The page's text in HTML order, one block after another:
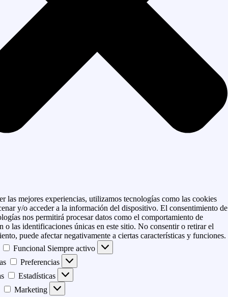
las mejores experiencias, utilizamos tecnologías como las cookies
y/o acceder a la información del dispositivo. El consentimiento de
nos permitirá procesar datos como el comportamiento de
o las identificaciones únicas en este sitio. No consentir o retirar el
puede afectar negativamente a ciertas características y funciones.
Funcional Siempre activo
Preferencias
Estadísticas
Marketing